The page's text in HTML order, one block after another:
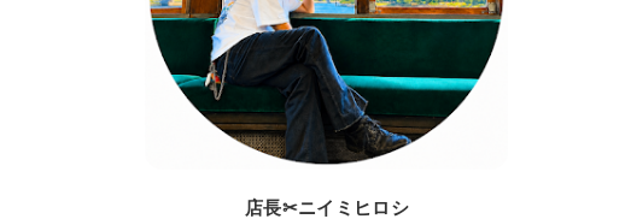
店長✂ニイミヒロシ